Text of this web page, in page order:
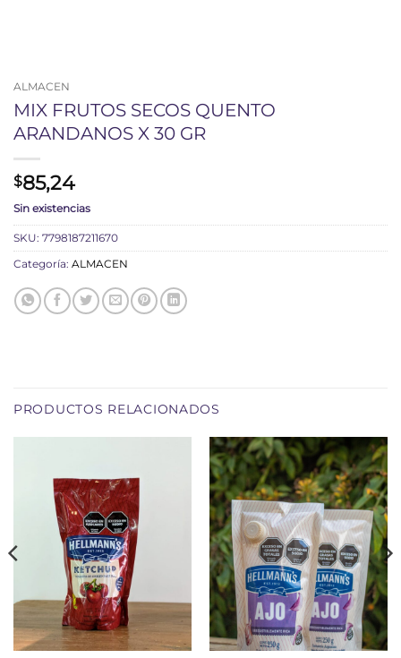
ALMACEN
MIX FRUTOS SECOS QUENTO
ARANDANOS X 30 GR
$85,24
Sin existencias
SKU: 7798187211670
Categoría: ALMACEN
PRODUCTOS RELACIONADOS